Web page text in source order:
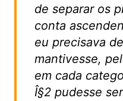
de separar os
conta
eu precisava
mantivesse,
em cada
Î§2 pudesse